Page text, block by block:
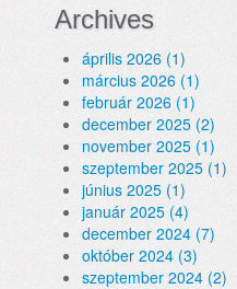
Archives
április 2026 (1)
március 2026 (1)
február 2026 (1)
december 2025 (2)
november 2025 (1)
szeptember 2025 (1)
június 2025 (1)
január 2025 (4)
december 2024 (7)
október 2024 (3)
szeptember 2024 (2)